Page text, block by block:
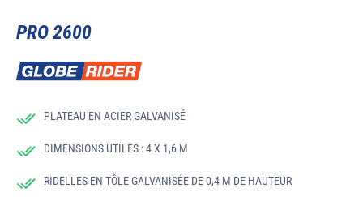
PRO 2600
PLATEAU EN ACIER GALVANISÉ
DIMENSIONS UTILES : 4 X 1,6 M
RIDELLES EN TÔLE GALVANISÉE DE 0,4 M DE HAUTEUR